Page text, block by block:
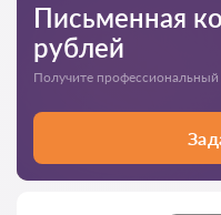
Письменная
рублей
Получите профессиональный